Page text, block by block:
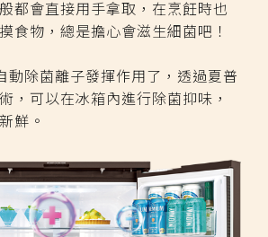
都會直接用手拿取，在烹飪時也
食物，總是擔心會滋生細菌吧！
動除菌離子發揮作用了，透過夏普
，可以在冰箱內進行除菌抑味，
鮮。